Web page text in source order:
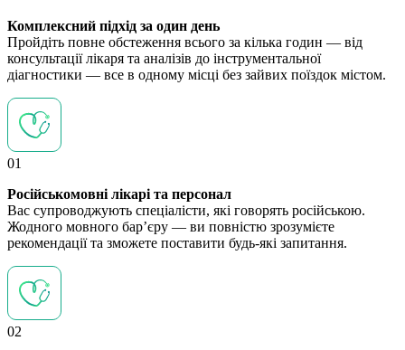
Комплексний підхід за один день
Пройдіть повне обстеження всього за кілька годин — від
консультації лікаря та аналізів до інструментальної
діагностики — все в одному місці без зайвих поїздок містом.
01
Російськомовні лікарі та персонал
Вас супроводжують спеціалісти, які говорять російською.
Жодного мовного бар’єру — ви повністю зрозумієте
рекомендації та зможете поставити будь-які запитання.
02